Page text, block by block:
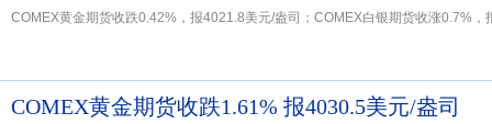
COMEX黄金期货收跌0.42%，报4021.8美元/盎司；COMEX白银期货收涨0.7%，
COMEX黄金期货收跌1.61% 报4030.5美元/盎司